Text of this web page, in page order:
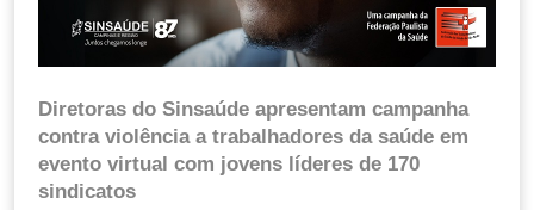
Diretoras do Sinsaúde apresentam campanha
contra violência a trabalhadores da saúde em
evento virtual com jovens líderes de 170
sindicatos